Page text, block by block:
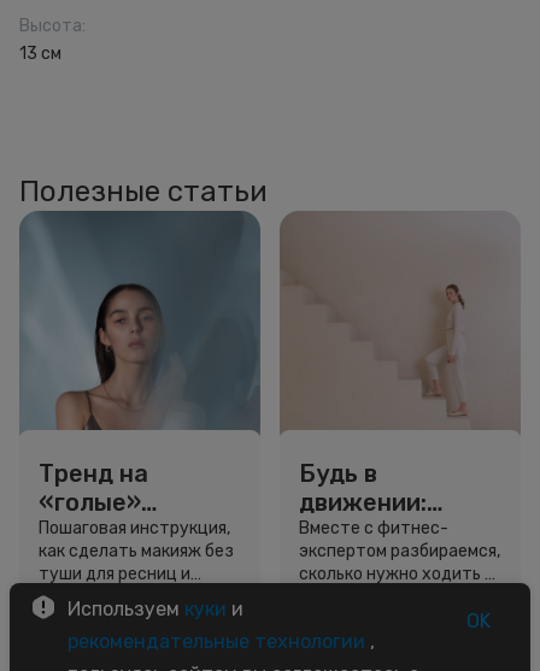
Высота:
13 см
Полезные статьи
Тренд на
«голые»
ресницы: как
выглядеть
свежо, не
используя тушь
Пошаговая инструкция,
как сделать макияж без
туши для ресниц и
звёздный образ для
вдохновения.
3 минуты
Будь в
движении:
сколько нужно
шагов для
красоты и
Вместе с фитнес-
экспертом разбираемся,
сколько нужно ходить и
5 минут
Используем куки и
рекомендательные технологии ,
OK